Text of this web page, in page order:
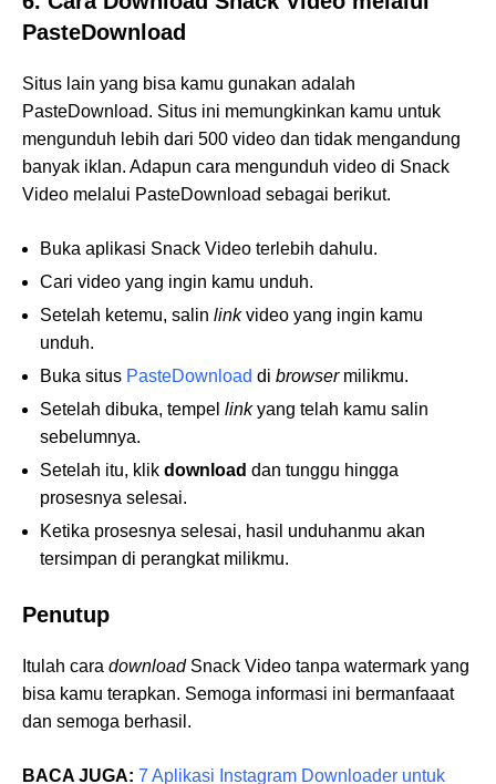
PasteDownload
Situs lain yang bisa kamu gunakan adalah
PasteDownload. Situs ini memungkinkan kamu untuk
mengunduh lebih dari 500 video dan tidak mengandung
banyak iklan. Adapun cara mengunduh video di Snack
Video melalui PasteDownload sebagai berikut.
Buka aplikasi Snack Video terlebih dahulu.
Cari video yang ingin kamu unduh.
Setelah ketemu, salin linkvideo yang ingin kamu
unduh.
Buka situs PasteDownload di browsermilikmu.
Setelah dibuka, tempel linkyang telah kamu salin
sebelumnya.
Setelah itu, klik download dan tunggu hingga
prosesnya selesai.
Ketika prosesnya selesai, hasil unduhanmu akan
tersimpan di perangkat milikmu.
Penutup
Itulah cara downloadSnack Video tanpa watermark yang
bisa kamu terapkan. Semoga informasi ini bermanfaaat
dan semoga berhasil.
BACA JUGA: 7 Aplikasi Instagram Downloader untuk